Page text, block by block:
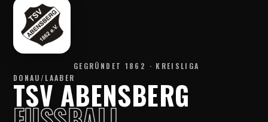
GEGRÜNDET 1862 · KREISLIGA
DONAU/LAABER
TSV ABENSBERG